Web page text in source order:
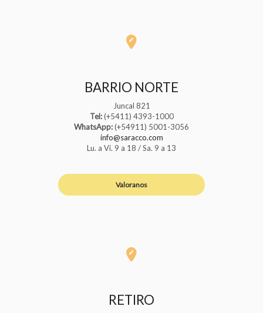
BARRIO NORTE
Juncal 821
Tel:(+5411) 4393-1000
WhatsApp:(+54911) 5001-3056
info@saracco.com
Lu. a Vi. 9 a 18 / Sa. 9 a 13
Valoranos
RETIRO